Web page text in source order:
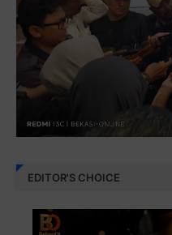
EDITOR'S CHOICE